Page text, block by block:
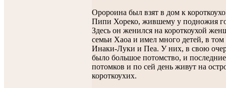
Оророина был взят в дом к
Пипи Хореко, жившему у подножия
Здесь он женился на короткоухой
семьи Хаоа и имел много детей, в том
Инаки-Луки и Пеа. У них, в свою
было большое потомство, и
потомков и по сей день живут на
короткоухих.